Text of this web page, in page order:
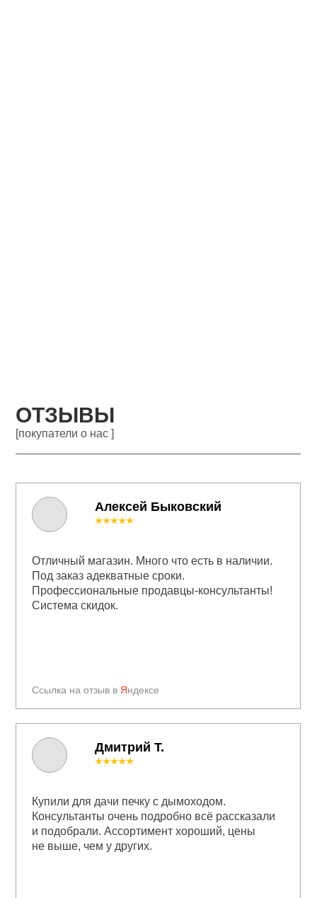
ОТЗЫВЫ
[покупатели о нас ]
Алексей Быковский
Ссылка на отзыв в Яндексе
★★★★★
Отличный магазин. Много что есть в наличии.
Под заказ адекватные сроки.
Профессиональные продавцы-консультанты!
Система скидок.
★★★★★
Купили для дачи печку с дымоходом.
Консультанты очень подробно всё рассказали
и подобрали. Ассортимент хороший, цены
не выше, чем у других.
Дмитрий Т.